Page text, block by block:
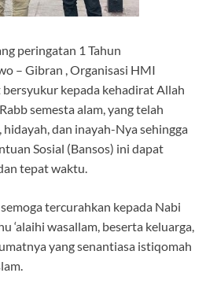
peringatan 1 Tahun
– Gibran , Organisasi HMI
bersyukur kepada kehadirat Allah
semesta alam, yang telah
dan inayah-Nya sehingga
Sosial (Bansos) ini dapat
tepat waktu.
tercurahkan kepada Nabi
‘alaihi wasallam, beserta keluarga,
yang senantiasa istiqomah